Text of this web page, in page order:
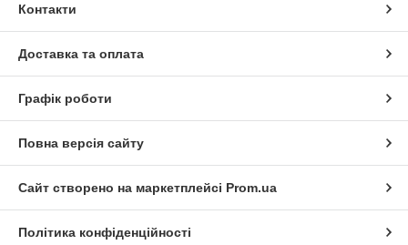
Контакти
Доставка та оплата
Графік роботи
Повна версія сайту
Сайт створено на маркетплейсі Prom.ua
Політика конфіденційності